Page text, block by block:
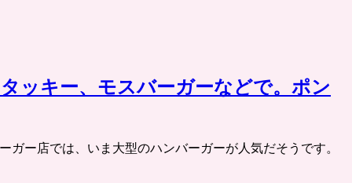
ッキー、モスバーガーなどで。ポン
ガー店では、いま大型のハンバーガーが人気だそうです。